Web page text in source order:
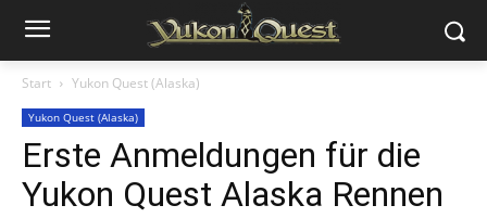
Start Yukon Quest (Alaska)
Yukon Quest (Alaska)
Erste Anmeldungen für die
Yukon Quest Alaska Rennen